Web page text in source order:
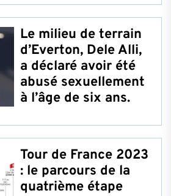
Le milieu de terrain
d’Everton, Dele Alli,
a déclaré avoir été
abusé sexuellement
à l’âge de six ans.
Tour de France 2023
: le parcours de la
quatrième étape